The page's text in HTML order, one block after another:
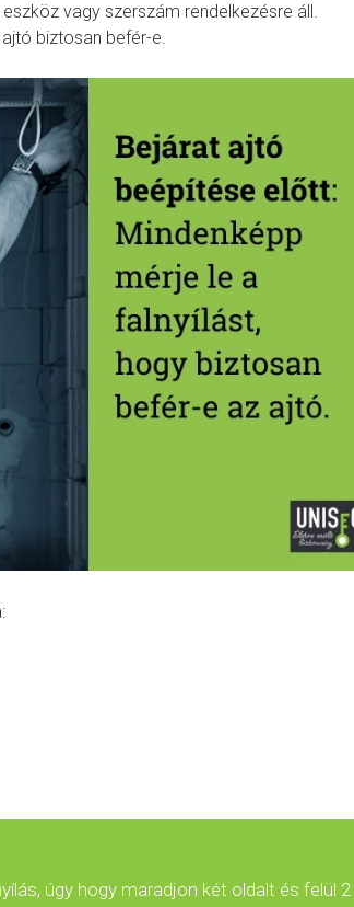
vagy szerszám rendelkezésre áll.
biztosan befér-e.
úgy hogy maradjon két oldalt és felül 2